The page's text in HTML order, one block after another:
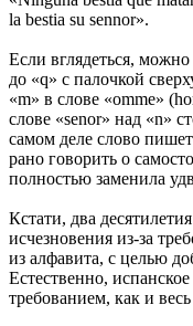
la bestia su sennor».
Если вглядеться,
до «q» с палочкой
«m» в слове «omme»
слове «senor» над «n»
самом деле слово
рано говорить о
полностью заменила
Кстати, два
исчезновения из-за
из алфавита, с целью
Естественно,
требованием, как и